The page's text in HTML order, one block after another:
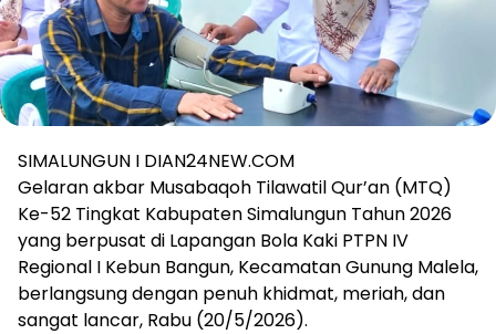
SIMALUNGUN I DIAN24NEW.COM
Gelaran akbar Musabaqoh Tilawatil Qur’an (MTQ)
Ke-52 Tingkat Kabupaten Simalungun Tahun 2026
yang berpusat di Lapangan Bola Kaki PTPN IV
Regional I Kebun Bangun, Kecamatan Gunung Malela,
berlangsung dengan penuh khidmat, meriah, dan
sangat lancar, Rabu (20/5/2026).